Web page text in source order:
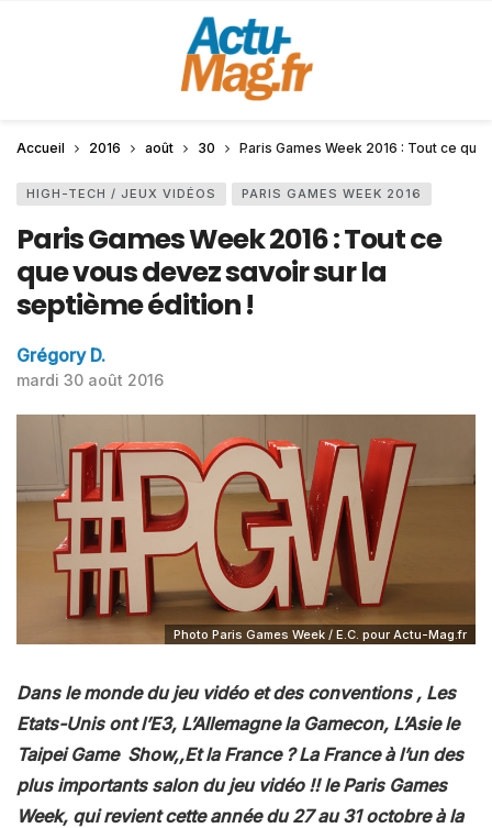
Accueil 2016 août 30 Paris Games Week 2016 : Tout ce
HIGH-TECH / JEUX VIDÉOS PARIS GAMES WEEK 2016
Paris Games Week 2016 : Tout ce
que vous devez savoir sur la
septième édition !
Grégory D.
mardi 30 août 2016
Photo Paris Games Week / E.C. pour Actu-Mag.fr
Dans le monde du jeu vidéo et des conventions , Les
Etats-Unis ont l’E3, L’Allemagne la Gamecon, L’Asie le
Taipei Game Show,,Et la France ? La France à l’un des
plus importants salon du jeu vidéo !! le Paris Games
Week, qui revient cette année du 27 au 31 octobre à la